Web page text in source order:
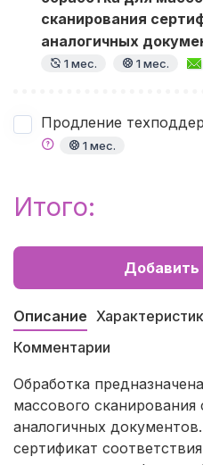
сканирования
аналогичных
1 мес. 1 мес.
Продление
1 мес.
Итого:
Добавить
Описание
Комментарии
Обработка
массового сканирования
аналогичных
сертификат